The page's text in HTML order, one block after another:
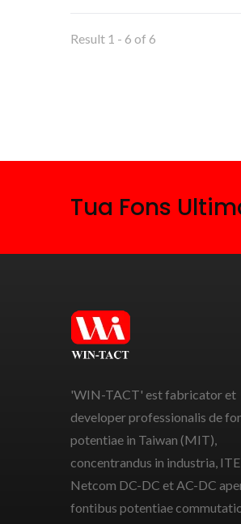
Result 1 - 6 of 6
Tua Fons
'WIN-TACT' est fabricator et
developer professionalis de
potentiae in Taiwan (MIT),
concentrandus in industria,
Netcom DC-DC et AC-DC
fontibus potentiae